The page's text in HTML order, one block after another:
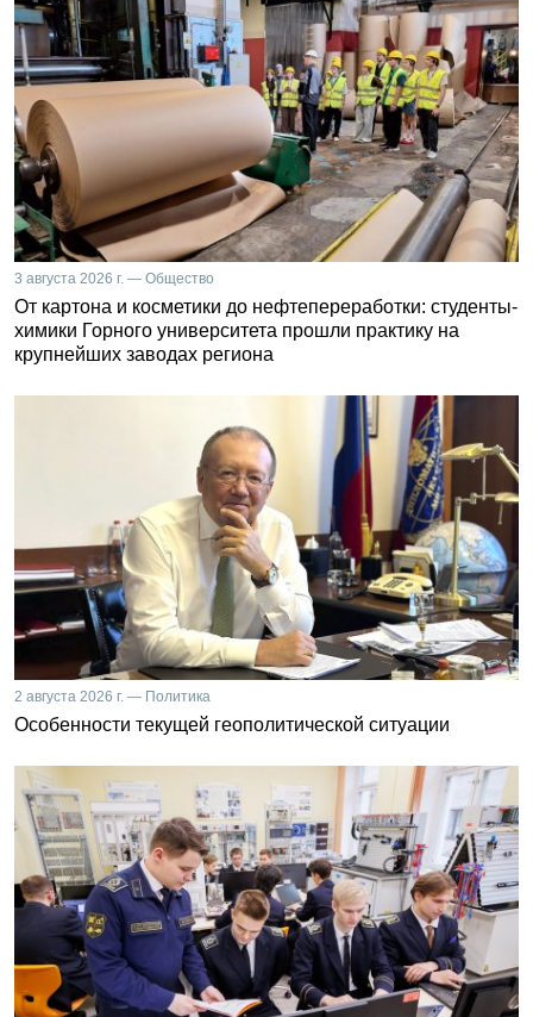
3 августа 2026 г. — Общество
От картона и косметики до нефтепереработки: студенты-
химики Горного университета прошли практику на
крупнейших заводах региона
2 августа 2026 г. — Политика
Особенности текущей геополитической ситуации